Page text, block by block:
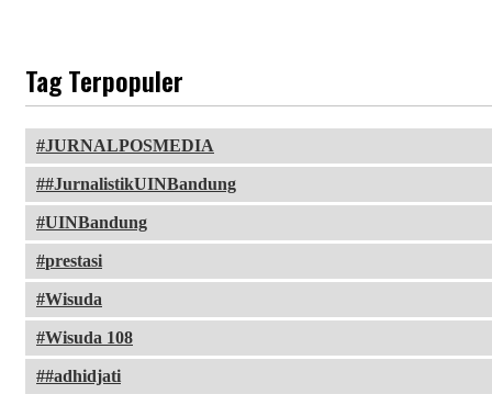
Tag Terpopuler
JURNALPOSMEDIA
#JurnalistikUINBandung
UINBandung
prestasi
Wisuda
Wisuda 108
#adhidjati